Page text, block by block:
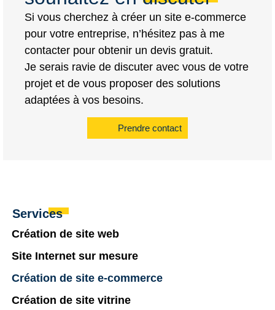
Si vous cherchez à créer un site e-commerce
pour votre entreprise, n’hésitez pas à me
contacter pour obtenir un devis gratuit.
Je serais ravie de discuter avec vous de votre
projet et de vous proposer des solutions
adaptées à vos besoins.
Prendre contact
Services
Création de site web
Site Internet sur mesure
Création de site e-commerce
Création de site vitrine